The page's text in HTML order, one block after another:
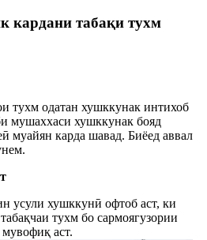
кардани табақи тухм
тухм одатан хушккунак интихоб
мушаххаси хушккунак бояд
муайян карда шавад. Биёед аввал
усули хушккунӣ офтоб аст, ки
тухм бо сармоягузории
мувофиқ аст.